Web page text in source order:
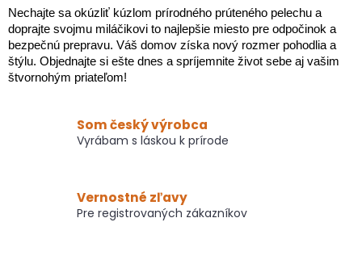
l
á
d
a
c
p
r
v
v
ý
Nechajte sa okúzliť kúzlom prírodného prúteného pelechu a
doprajte svojmu miláčikovi to najlepšie miesto pre odpočinok a
bezpečnú prepravu. Váš domov získa nový rozmer pohodlia a
štýlu. Objednajte si ešte dnes a spríjemnite život sebe aj vašim
štvornohým priateľom!
Som český výrobca
Vyrábam s láskou k prírode
Vernostné zľavy
Pre registrovaných zákazníkov